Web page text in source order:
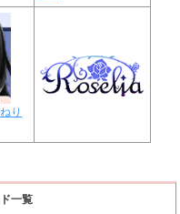
り
一覧